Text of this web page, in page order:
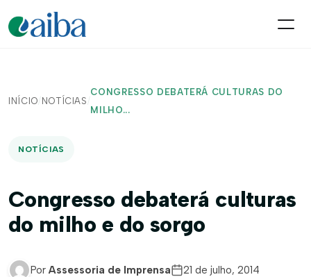
INÍCIO/ NOTÍCIAS /
CONGRESSO DEBATERÁ CULTURAS DO
MILHO...
NOTÍCIAS
Congresso debaterá culturas
do milho e do sorgo
Por Assessoria de Imprensa
21 de julho, 2014